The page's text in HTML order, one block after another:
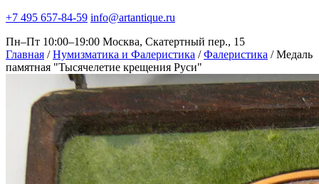
+7 495 657-84-59 info@artantique.ru
Пн–Пт 10:00–19:00 Москва, Скатертный пер., 15
Главная / Нумизматика и Фалеристика / Фалеристика / Медаль
памятная "Тысячелетие крещения Руси"